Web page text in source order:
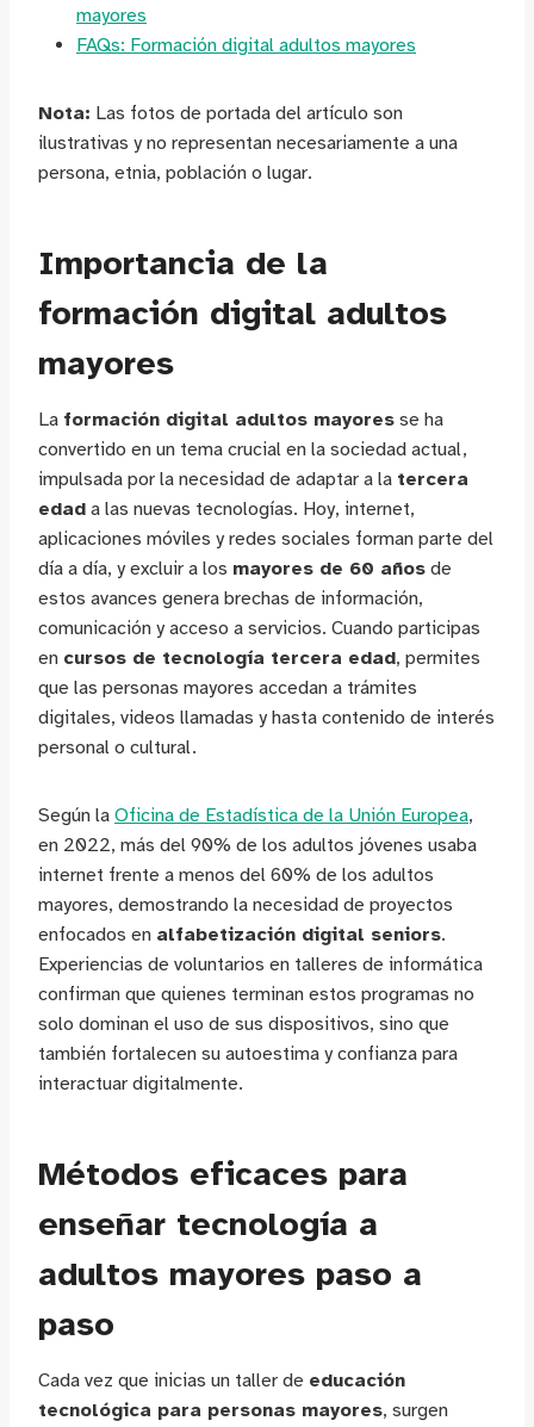
mayores
FAQs: Formación digital adultos mayores
Nota: Las fotos de portada del artículo son
ilustrativas y no representan necesariamente a una
persona, etnia, población o lugar.
Importancia de la
formación digital adultos
mayores
La formación digital adultos mayores se ha
convertido en un tema crucial en la sociedad actual,
impulsada por la necesidad de adaptar a la tercera
edad a las nuevas tecnologías. Hoy, internet,
aplicaciones móviles y redes sociales forman parte del
día a día, y excluir a los mayores de 60 años de
estos avances genera brechas de información,
comunicación y acceso a servicios. Cuando participas
en cursos de tecnología tercera edad, permites
que las personas mayores accedan a trámites
digitales, videos llamadas y hasta contenido de interés
personal o cultural.
Según la Oficina de Estadística de la Unión Europea,
en 2022, más del 90% de los adultos jóvenes usaba
internet frente a menos del 60% de los adultos
mayores, demostrando la necesidad de proyectos
enfocados en alfabetización digital seniors.
Experiencias de voluntarios en talleres de informática
confirman que quienes terminan estos programas no
solo dominan el uso de sus dispositivos, sino que
también fortalecen su autoestima y confianza para
interactuar digitalmente.
Métodos eficaces para
enseñar tecnología a
adultos mayores paso a
paso
Cada vez que inicias un taller de educación
tecnológica para personas mayores, surgen